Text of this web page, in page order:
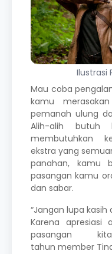
Ilustrasi
Mau coba
kamu
pemanah ulung
Alih-alih butuh
membutuhkan
ekstra yang
panahan, kamu
pasangan kamu
dan sabar.
“Jangan lupa kasih
Karena apresiasi
pasangan
tahun member